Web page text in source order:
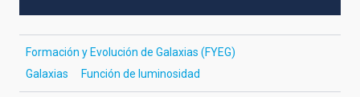
Formación y Evolución de Galaxias (FYEG)
Galaxias
Función de luminosidad